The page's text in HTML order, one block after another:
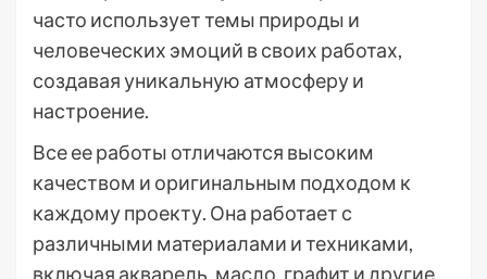
часто использует темы природы и
человеческих эмоций в своих работах,
создавая уникальную атмосферу и
настроение.
Все ее работы отличаются высоким
качеством и оригинальным подходом к
каждому проекту. Она работает с
различными материалами и техниками,
включая акварель, масло, графит и другие.